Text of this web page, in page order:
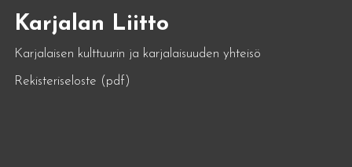
Karjalan Liitto
Karjalaisen kulttuurin ja karjalaisuuden yhteisö
Rekisteriseloste (pdf)